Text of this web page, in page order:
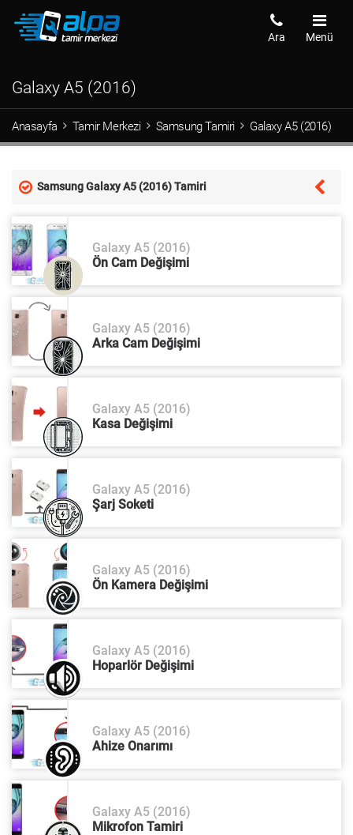
Menü
Ara
Galaxy A5 (2016)
Anasayfa Tamir Merkezi Samsung Tamiri Galaxy A5 (2016)
Samsung Galaxy A5 (2016) Tamiri
Galaxy A5 (2016)
Ön Cam Değişimi
Galaxy A5 (2016)
Arka Cam Değişimi
Galaxy A5 (2016)
Kasa Değişimi
Galaxy A5 (2016)
Şarj Soketi
Galaxy A5 (2016)
Ön Kamera Değişimi
Galaxy A5 (2016)
Hoparlör Değişimi
Galaxy A5 (2016)
Ahize Onarımı
Galaxy A5 (2016)
Mikrofon Tamiri